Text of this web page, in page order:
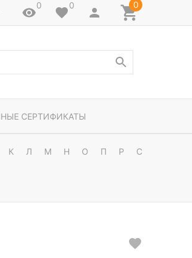
0 0 0
СЕРТИФИКАТЫ
К Л М Н О П Р С